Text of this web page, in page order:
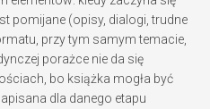
pomijane (opisy, dialogi, trudne
przy tym samym temacie,
porażce nie da się
bo książka mogła być
dla danego etapu